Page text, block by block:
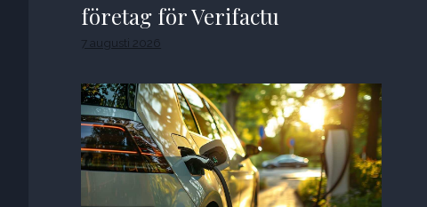
företag för Verifactu
7 augusti 2026